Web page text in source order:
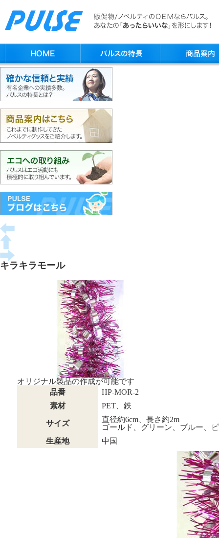
キラキラモール
オリジナル製品の作成が可能です
品番
HP-MOR-2
素材
PET、鉄
サイズ
直径約6cm、長さ約2m
ゴールド、グリーン、ブルー、
生産地
中国